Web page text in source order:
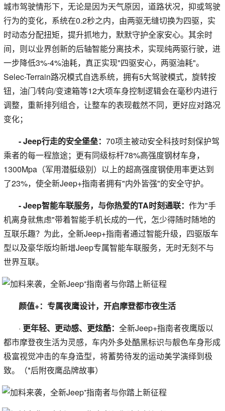
城市驾驶情形下，无论是因为天气原因，道路状况，抑或驾驶
行为的变化，系统在0.2秒之内，由两驱无缝切换为四驱，实
时动态分配扭矩，提升抓地力，默默守护全家安心。其余时
间，则以业界创新的后轴智能分离技术，实现纯两驱行驶，进
一步降低3%-4%油耗，真正实现"四驱安心，两驱油耗"。
Selec-Terrain路况模式自选系统，拥有5大驾驶模式，旋转按
钮，油门/转向/变速箱等12大项车身控制逻辑会在毫秒内进行
调整，重新排列组合，让整车的表现截然不同，更好应对路况
变化；
- Jeep行走的安全堡垒：70项主被动安全科技时刻保护驾
乘者的每一程旅途；更有同级标杆78%高强度钢材车身，
1300Mpa（军用潜艇级别）以上的超高强度钢使用率更达到
了23%，使全新Jeep+指南者拥有"内外皆强"的安全守护。
- Jeep智能车联服务，与你热爱的TA时刻通联：作为"手
机离身就焦虑"带着智能手机长成的一代，怎少得随时随地的
互联乐趣？为此，全新Jeep+指南者通过智能升级，四驱版车
型以及豪华版均新增Jeep专属智能车联服务，无时无刻不与
世界互联。
颜值+：专属夜鹰设计，开启摩登都市夜生活
· 更年轻、更动感、更炫酷：全新Jeep+指南者夜鹰版以
都市摩登夜生活为灵感，车内外多处酷黑标识与靓色车身形成
极富视觉冲击的车身造型，将蓄势待发的运动美学演绎到极
致。（*后附夜鹰品牌故事）